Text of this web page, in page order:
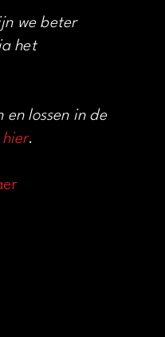
we beter
het
lossen in de
hier.